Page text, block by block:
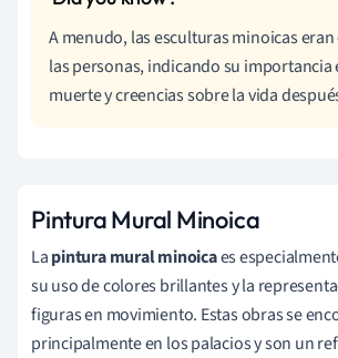
A menudo, las esculturas minoicas
las personas, indicando su importancia
muerte y creencias sobre la vida
Pintura Mural Minoica
Lapintura mural minoicaes
su uso de colores brillantes y la
figuras en movimiento. Estas obras se
principalmente en los palacios y son un